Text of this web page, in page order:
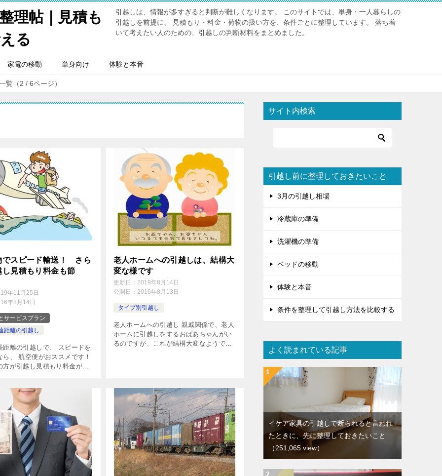
理帖｜見積も
る
引越しは、情報が多すぎると判断が難しくなります。 このサイトでは、単身・一人暮らしの
引越しを前提に、 見積もり・料金・荷物の扱い方を、条件ごとに整理しています。 落ち着
いて考えたい人のための、引越しの判断材料をまとめました。
家電の移動 単身向け 体験と本音
覧（2 / 6ページ）
でスピード輸送！ さら
し見積もり料金も節
年11月25日
年8月14日
サービスプラン
距離の引越し
距離の引越しで、 スピードを
ら、 航空便がおススメです！
方が引越し見積もり料金が安
と言っても早いことです […]
老人ホームへの引越しは、結構大
変な様です
更新日： 2019年8月14日
公開日： 2016年8月13日
タイプ別引越し
老人ホームへの引越し 親戚関係で、老人
ホームに引越しをするおばあちゃんがい
るのですが、これが結構大変なようで
サイト内検索
引越し前に整理しておきたいこと
3月の引越し相場
冷蔵庫の準備
洗濯機の準備
ベッドの移動
体験と本音
条件を整理して引越し方法を比較する
よく読まれている記事
イケア家具の引越しで断られると言われ
たときに、先に整理しておきたいこと
（251,065 view）